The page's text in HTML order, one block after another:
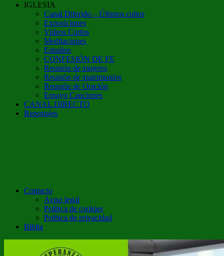
IGLESIA
Canal Diferido – Últimos cultos
Exposiciones
Videos Cortos
Meditaciones
Estudios
CONFESIÓN DE FE
Reunión de mujeres
Reunión de matrimonios
Reunión de Oración
Ensayo Canciones
CANAL DIRECTO
Reportajes
Contacto
Aviso legal
Política de cookies
Política de privacidad
Biblia